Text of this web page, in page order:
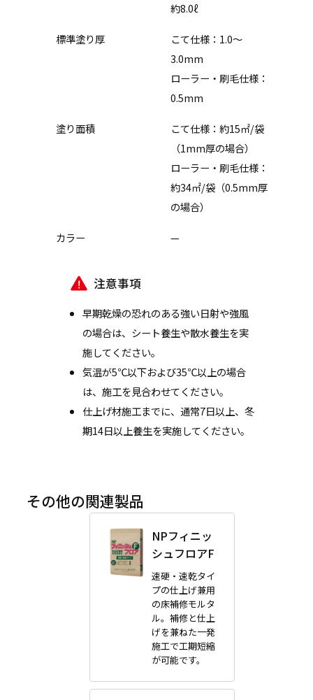
約8.0ℓ
標準塗り厚
こて仕様：1.0〜
3.0mm
ローラー・刷毛仕様：
0.5mm
塗り面積
こて仕様：約15㎡/袋
（1mm厚の場合）
ローラー・刷毛仕様：
約34㎡/袋（0.5mm厚
の場合）
カラー —
注意事項
早期乾燥の恐れのある強い日射や強風
の場合は、シート養生や散水養生を実
施してください。
気温が5℃以下および35℃以上の場合
は、施工を見合わせてください。
仕上げ材施工までに、通常7日以上、冬
期14日以上養生を実施してください。
その他の関連製品
NPフィニッ
シュフロアF
速硬・速乾タイ
プの仕上げ兼用
の床補修モルタ
ル。補修と仕上
げを兼ねた一発
施工で工期短縮
が可能です。